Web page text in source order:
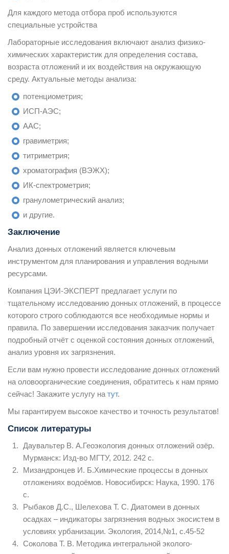
Для каждого метода отбора проб используются
специальные устройства
Лабораторные исследования включают анализ физико-
химических характеристик для определения состава,
возраста отложений и их воздействия на окружающую
среду. Актуальные методы анализа:
потенциометрия;
ИСП-АЭС;
ААС;
гравиметрия;
титриметрия;
хроматография (ВЭЖХ);
ИК-спектрометрия;
гранулометрический анализ;
и другие.
Заключение
Анализ донных отложений является ключевым
инструментом для планирования и управления водными
ресурсами.
Компания ЦЭИ-ЭКСПЕРТ предлагает услуги по
тщательному исследованию донных отложений, в процессе
которого строго соблюдаются все необходимые нормы и
правила. По завершении исследования заказчик получает
подробный отчёт с оценкой состояния донных отложений,
анализ уровня их загрязнения.
Если вам нужно провести исследование донных отложений
на оловоорганические соединения, обратитесь к нам прямо
сейчас! Закажите услугу на тут.
Мы гарантируем высокое качество и точность результатов!
Список литературы
Даувальтер В. А.Геоэкология донных отложений озёр.
Мурманск: Изд-во МГТУ, 2012. 242 с.
Мизандронцев И. Б.Химические процессы в донных
отложениях водоёмов. Новосибирск: Наука, 1990. 176
с.
Рыбаков Д.С., Шелехова Т. С. Диатомеи в донных
осадках – индикаторы загрязнения водных экосистем в
условиях урбанизации. Экология, 2014,№1, с.45-52
Соколова Т. В. Методика интегральной эколого-